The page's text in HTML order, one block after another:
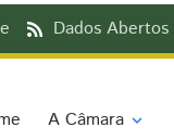
Dados Abertos
A Câmara expand_more